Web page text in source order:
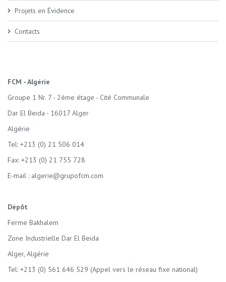
Projets en Évidence
Contacts
FCM - Algérie
Groupe 1 Nr. 7 - 2ème étage - Cité Communale
Dar El Beida - 16017 Alger
Algérie
Tel: +213 (0) 21 506 014
Fax: +213 (0) 21 755 728
E-mail : algerie@grupofcm.com
Dépôt
Ferme Bakhalem
Zone Industrielle Dar El Beida
Alger, Algérie
Tel: +213 (0) 561 646 529 (Appel vers le réseau fixe national)